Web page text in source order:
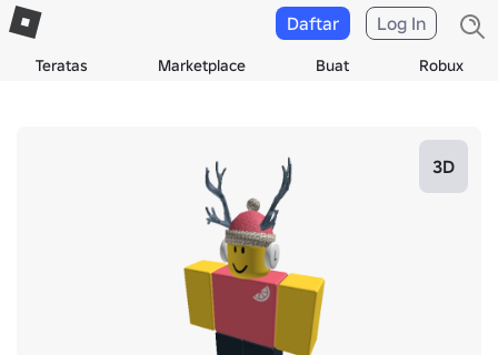
Teratas Marketplace Buat Robux
Daftar Log In
3D